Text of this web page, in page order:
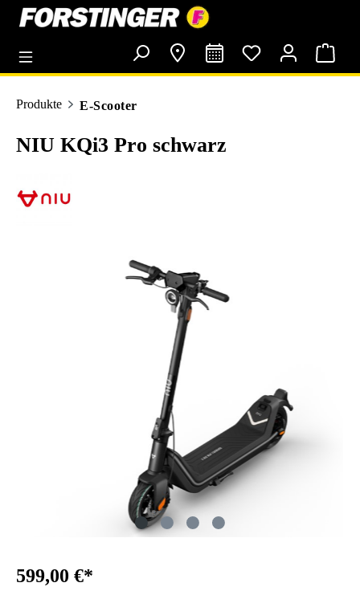
springen
Produkte E-Scooter
NIU KQi3 Pro schwarz
599,00 €*